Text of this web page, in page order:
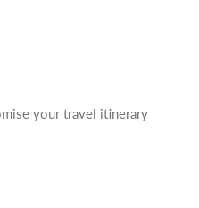
your travel itinerary